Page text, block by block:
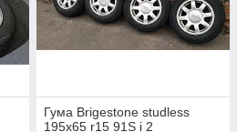
Гума Brigestone studless
195x65 r15 91S і 2